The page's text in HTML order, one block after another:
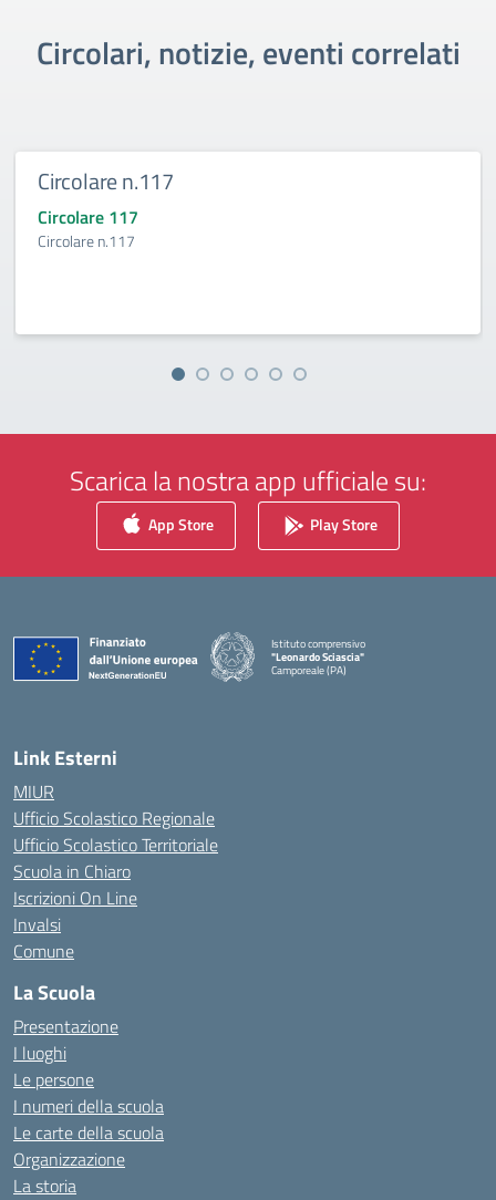
Circolari, notizie, eventi correlati
Circolare n.117
Circolare 117
Circolare n.117
Scarica la nostra app ufficiale su:
App Store Play Store
Istituto comprensivo
"Leonardo Sciascia"
Camporeale (PA)
— Visita la pagina iniziale della scuola
Link Esterni
MIUR
Ufficio Scolastico Regionale
Ufficio Scolastico Territoriale
Scuola in Chiaro
Iscrizioni On Line
Invalsi
Comune
La Scuola
Presentazione
I luoghi
Le persone
I numeri della scuola
Le carte della scuola
Organizzazione
La storia